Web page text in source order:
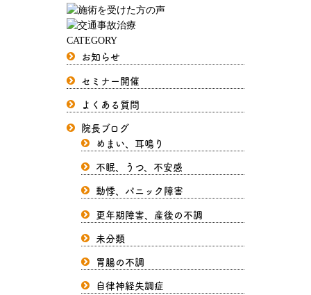
CATEGORY
お知らせ
セミナー開催
よくある質問
院長ブログ
めまい、耳鳴り
不眠、うつ、不安感
動悸、パニック障害
更年期障害、産後の不調
未分類
胃腸の不調
自律神経失調症